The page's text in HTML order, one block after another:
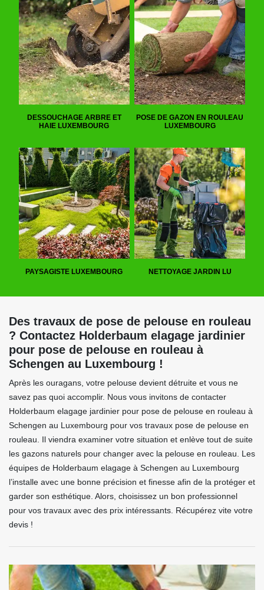
DESSOUCHAGE ARBRE ET
HAIE LUXEMBOURG
POSE DE GAZON EN ROULEAU
LUXEMBOURG
PAYSAGISTE LUXEMBOURG NETTOYAGE JARDIN LU
Des travaux de pose de pelouse en rouleau
? Contactez Holderbaum elagage jardinier
pour pose de pelouse en rouleau à
Schengen au Luxembourg !
Après les ouragans, votre pelouse devient détruite et vous ne
savez pas quoi accomplir. Nous vous invitons de contacter
Holderbaum elagage jardinier pour pose de pelouse en rouleau à
Schengen au Luxembourg pour vos travaux pose de pelouse en
rouleau. Il viendra examiner votre situation et enlève tout de suite
les gazons naturels pour changer avec la pelouse en rouleau. Les
équipes de Holderbaum elagage à Schengen au Luxembourg
l’installe avec une bonne précision et finesse afin de la protéger et
garder son esthétique. Alors, choisissez un bon professionnel
pour vos travaux avec des prix intéressants. Récupérez vite votre
devis !